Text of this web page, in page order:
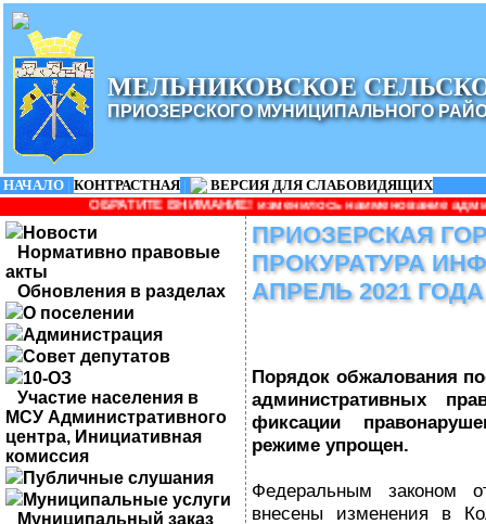
МЕЛЬНИКОВСКОЕ
ПРИОЗЕРСКОГО МУНИЦИПАЛЬНОГО
НАЧАЛО | КОНТРАСТНАЯ |
ВЕРСИЯ ДЛЯ СЛАБОВИДЯЩИХ
ВНИМАНИЕ! изменилось наименование администрации:
Новости
Нормативно правовые
акты
Обновления в разделах
О поселении
Администрация
Совет депутатов
10-ОЗ
Участие населения в
МСУ Административного
центра, Инициативная
комиссия
Публичные слушания
Муниципальные услуги
Муниципальный заказ
ПРИОЗЕРСКАЯ
ПРОКУРАТУРА
АПРЕЛЬ 2021
Порядок обжалования
административных
фиксации
режиме упрощен.
Федеральным
внесены изменения в